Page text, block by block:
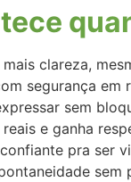
clareza,
segurança em
sem
e ganha
pra ser
sem